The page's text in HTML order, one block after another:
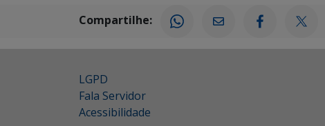
Compartilhe:
LGPD
Fala Servidor
Acessibilidade